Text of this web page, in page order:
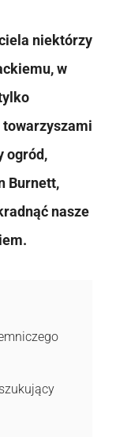
niektórzy
w
ogród,
Burnett,
nasze